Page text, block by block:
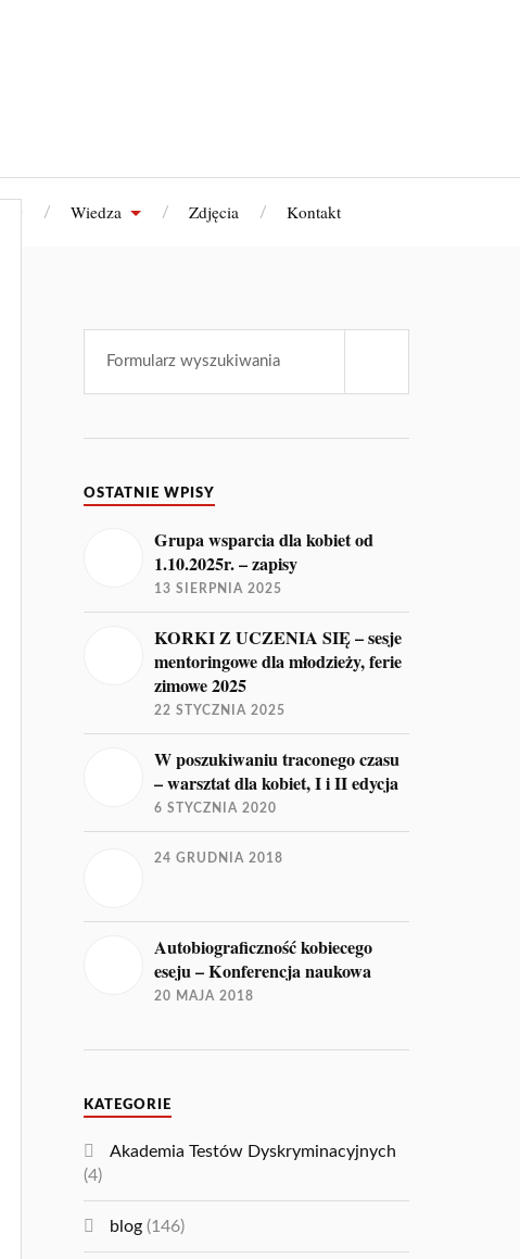
Blog Wiedza Zdjęcia Kontakt
OSTATNIE WPISY
Grupa wsparcia dla kobiet od
1.10.2025r. – zapisy
13 SIERPNIA 2025
KORKI Z UCZENIA SIĘ – sesje
mentoringowe dla młodzieży, ferie
zimowe 2025
22 STYCZNIA 2025
W poszukiwaniu traconego czasu
– warsztat dla kobiet, I i II edycja
6 STYCZNIA 2020
24 GRUDNIA 2018
Autobiograficzność kobiecego
eseju – Konferencja naukowa
20 MAJA 2018
KATEGORIE
Akademia Testów Dyskryminacyjnych
(4)
blog (146)